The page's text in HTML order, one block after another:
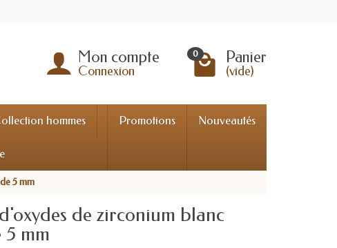
Mon compte
Connexion
0 Panier
(vide)
hommes Promotions Nouveautés
5 mm
de zirconium blanc
mm